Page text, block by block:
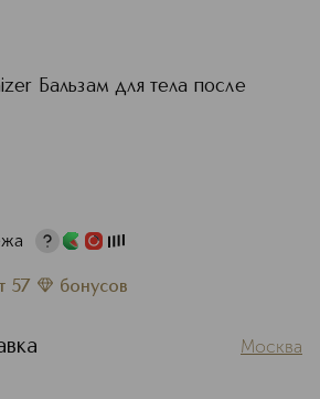
Бальзам для тела после
57 бонусов
Москва